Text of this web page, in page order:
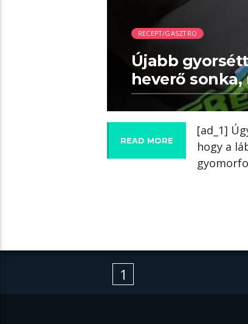
RECEPT/GASZTRO
Újabb
heverő
READ MORE
[ad_1]
hogy a
1